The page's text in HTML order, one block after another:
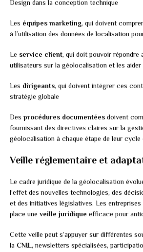
Design dans la conception technique
Les équipes marketing, qui doivent
à l’utilisation des données de localisation
Le service client, qui doit pouvoir répondre
utilisateurs sur la géolocalisation et les
Les dirigeants, qui doivent intégrer ces
stratégie globale
Des procédures documentées doivent
fournissant des directives claires sur la
géolocalisation à chaque étape de leur cycle
Veille réglementaire et
Le cadre juridique de la géolocalisation
l’effet des nouvelles technologies, des
et des initiatives législatives. Les
place une veille juridique efficace pour
Cette veille peut s’appuyer sur différentes
la CNIL , newsletters spécialisées,